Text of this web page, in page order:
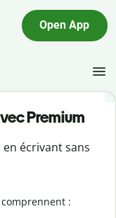
Open App
Premium
écrivant sans
: